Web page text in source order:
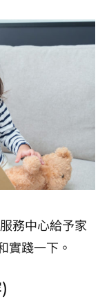
務中心給予家
實踐一下。